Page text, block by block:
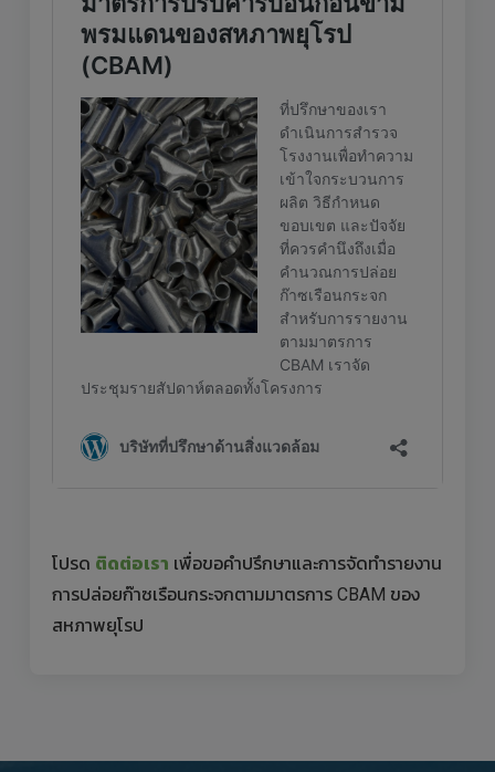
โปรด ติดต่อเรา เพื่อขอคำปรึกษาและการจัดทำรายงาน
การปล่อยก๊าซเรือนกระจกตามมาตรการ CBAM ของ
สหภาพยุโรป